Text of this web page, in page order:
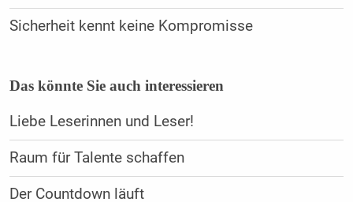
Sicherheit kennt keine Kompromisse
Das könnte Sie auch interessieren
Liebe Leserinnen und Leser!
Raum für Talente schaffen
Der Countdown läuft